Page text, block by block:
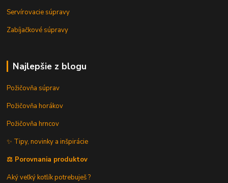
Servírovacie súpravy
Zabíjačkové súpravy
Najlepšie z blogu
Požičovňa súprav
Požičovňa horákov
Požičovňa hrncov
✨ Tipy, novinky a inšpirácie
⚖️ Porovnania produktov
Aký veľký kotlík potrebuješ ?